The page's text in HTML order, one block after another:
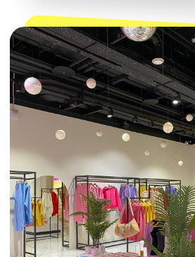
ИП Проворный Алексей Алексеевич
ОГРНИП 320665800076581
Telegram
WhatsApp
8 800 550-06-92
macrocosm_store@mail.ru
КОНТАКТЫ
© 2021-2025 Macrocosm ®
Пользовательское соглашение
Политика обработки персональных
данных